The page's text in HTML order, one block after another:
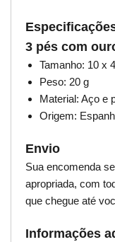
3 pés com
Tamanho: 10 x
Peso: 20 g
Material: Aço e
Origem:
Envio
Sua encomenda
apropriada, com
que chegue até
Informações